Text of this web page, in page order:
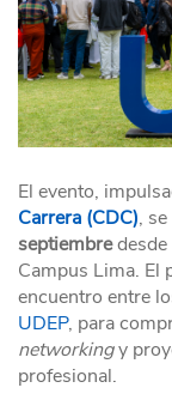
El evento,
Carrera (CDC),
septiembredesde
Campus Lima. El
encuentro entre
UDEP, para
networkingy
profesional.